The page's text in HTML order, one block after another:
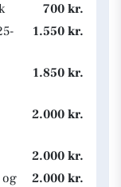
700 kr.
1.550 kr.
1.850 kr.
2.000 kr.
2.000 kr.
2.000 kr.